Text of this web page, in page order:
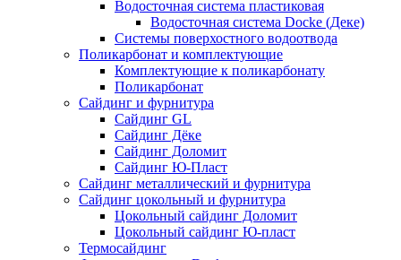
Водосточная система пластиковая
Водосточная система Docke (Деке)
Системы поверхостного водоотвода
Поликарбонат и комплектующие
Комплектующие к поликарбонату
Поликарбонат
Сайдинг и фурнитура
Сайдинг GL
Сайдинг Дёке
Сайдинг Доломит
Сайдинг Ю-Пласт
Сайдинг металлический и фурнитура
Сайдинг цокольный и фурнитура
Цокольный сайдинг Доломит
Цокольный сайдинг Ю-пласт
Термосайдинг